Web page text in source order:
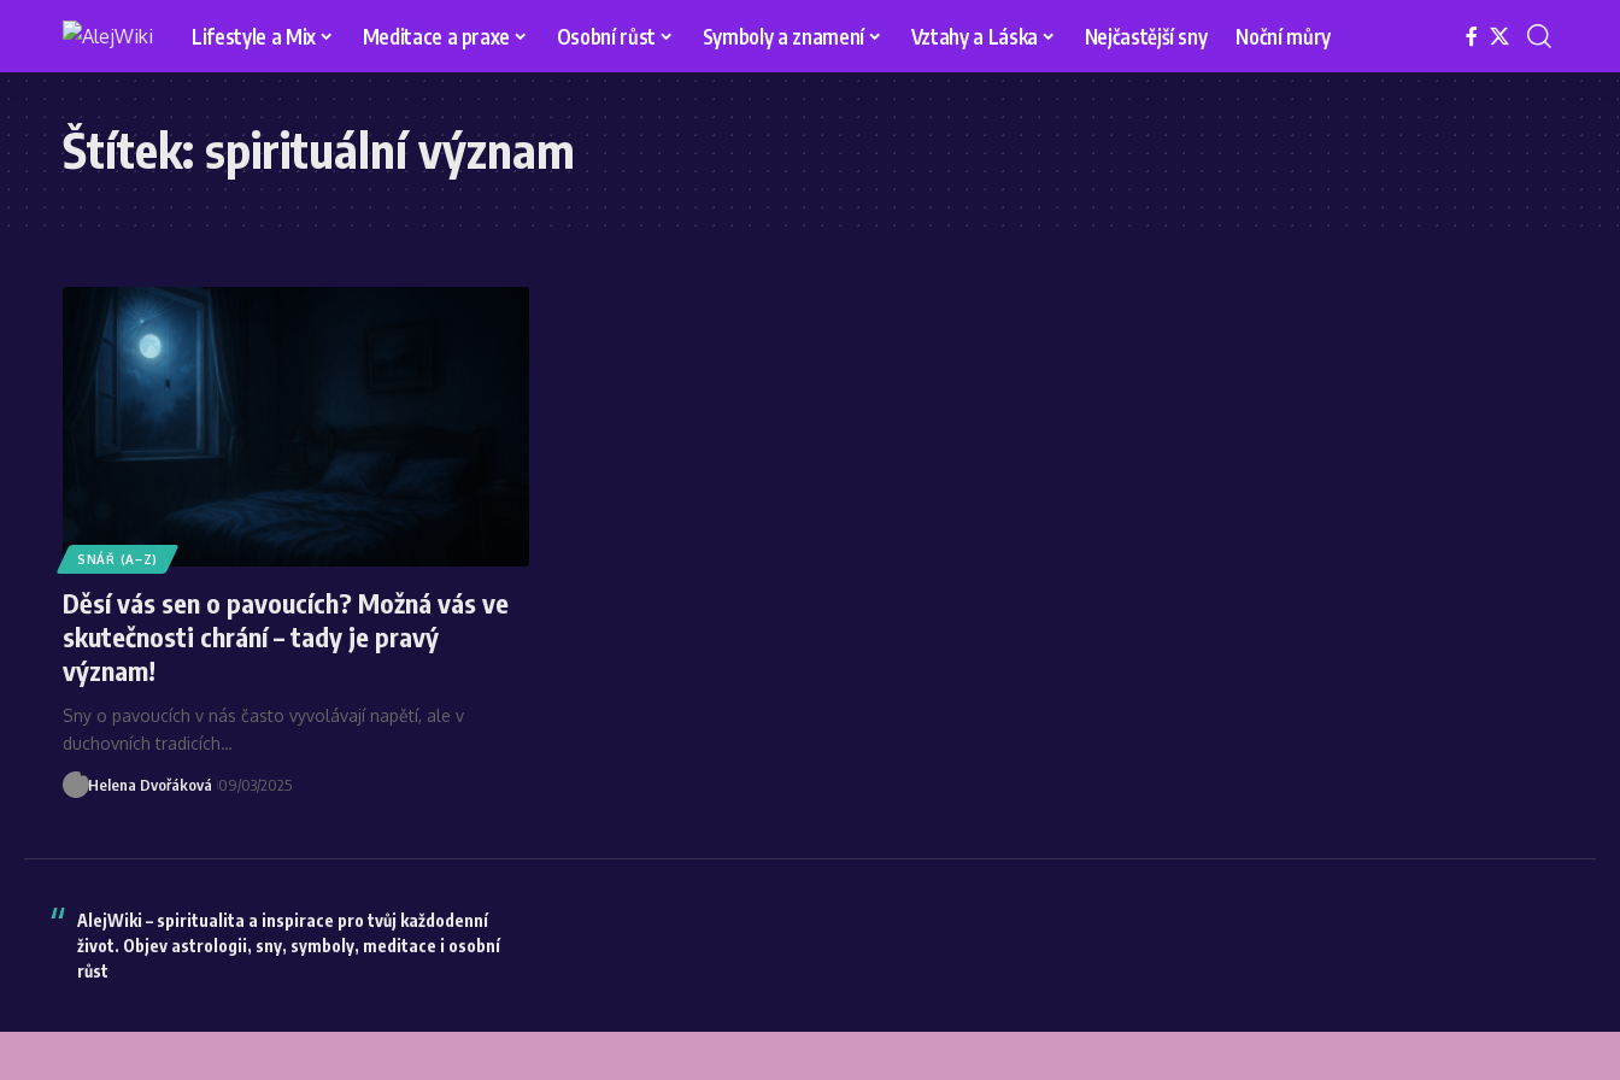
Lifestyle a Mix Meditace a praxe Osobní růst Symboly a znamení Vztahy a Láska Nejčastější sny Noční můry
Štítek: spirituální význam
SNÁŘ (A–Z)
Děsí vás sen o pavoucích? Možná vás ve
skutečnosti chrání – tady je pravý
význam!
Sny o pavoucích v nás často vyvolávají napětí, ale v
duchovních tradicích…
Helena Dvořáková 09/03/2025
AlejWiki – spiritualita a inspirace pro tvůj každodenní
život. Objev astrologii, sny, symboly, meditace i osobní
růst